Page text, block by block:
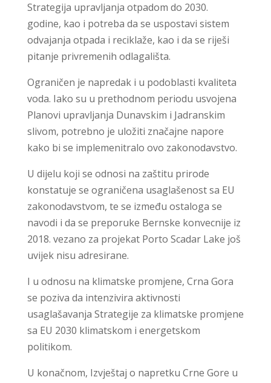
Strategija upravljanja otpadom do 2030.
godine, kao i potreba da se uspostavi sistem
odvajanja otpada i reciklaže, kao i da se riješi
pitanje privremenih odlagališta.
Ograničen je napredak i u podoblasti kvaliteta
voda. Iako su u prethodnom periodu usvojena
Planovi upravljanja Dunavskim i Jadranskim
slivom, potrebno je uložiti značajne napore
kako bi se implemenitralo ovo zakonodavstvo.
U dijelu koji se odnosi na zaštitu prirode
konstatuje se ograničena usaglašenost sa EU
zakonodavstvom, te se između ostaloga se
navodi i da se preporuke Bernske konvecnije iz
2018. vezano za projekat Porto Scadar Lake još
uvijek nisu adresirane.
I u odnosu na klimatske promjene, Crna Gora
se poziva da intenzivira aktivnosti
usaglašavanja Strategije za klimatske promjene
sa EU 2030 klimatskom i energetskom
politikom.
U konačnom, Izvještaj o napretku Crne Gore u